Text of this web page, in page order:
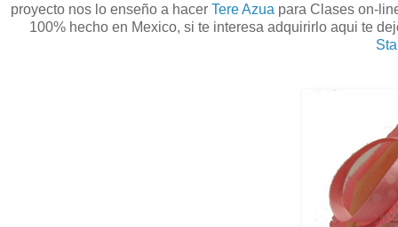
proyecto nos lo enseño a hacer Tere Azua para Clases on-
100% hecho en Mexico, si te interesa adquirirlo aqui te